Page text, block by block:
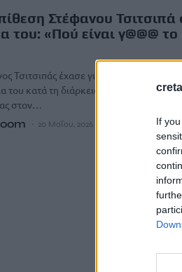
If
Στέφανου Τσιτσιπά
του: «Πού είναι γ@@@ το
Τσιτσιπάς έχασε για ακόμα μία φορά
του κατά τη διάρκεια αγώνα του στη
στον…
20 Μαΐου, 2026